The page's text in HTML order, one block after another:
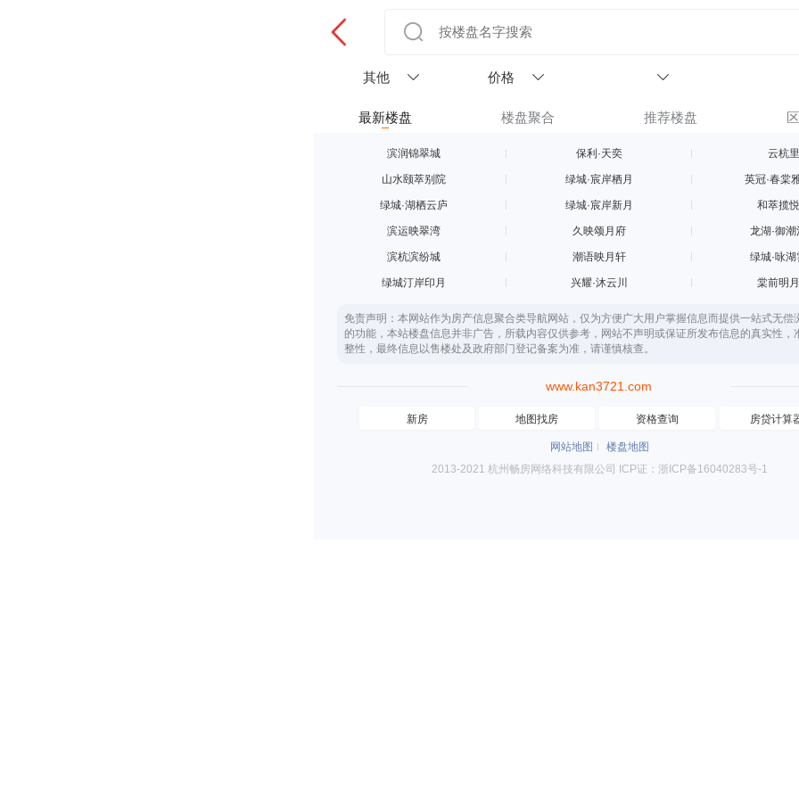
其他 价格
最新楼盘 楼盘聚合 推荐楼盘
滨润锦翠城 保利·天奕 云杭
山水颐萃别院 绿城·宸岸栖月 英冠·春棠
绿城·湖栖云庐 绿城·宸岸新月 和萃揽
滨运映翠湾 久映颂月府 龙湖·御
滨杭滨纷城 潮语映月轩 绿城·咏
绿城汀岸印月 兴耀·沐云川 棠前明
免责声明：本网站作为房产信息聚合类导航网站，仅为方便广大用户掌握信息而提供一站式无偿
的功能，本站楼盘信息并非广告，所载内容仅供参考，网站不声明或保证所发布信息的真实性，
整性，最终信息以售楼处及政府部门登记备案为准，请谨慎核查。
www.kan3721.com
新房 地图找房 资格查询 房贷计算
网站地图
楼盘地图
2013-2021 杭州畅房网络科技有限公司 ICP证：浙ICP备16040283号-1